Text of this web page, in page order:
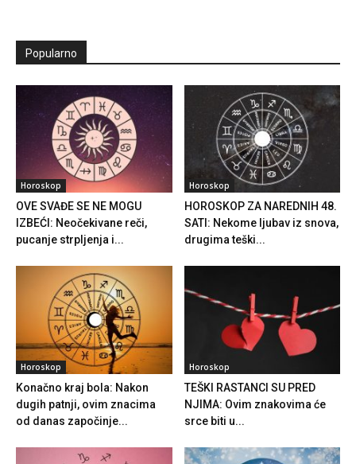
Popularno
Horoskop
OVE SVAĐE SE NE MOGU
IZBEĆI: Neočekivane reči,
pucanje strpljenja i...
Horoskop
HOROSKOP ZA NAREDNIH 48.
SATI: Nekome ljubav iz snova,
drugima teški...
Horoskop
Konačno kraj bola: Nakon
dugih patnji, ovim znacima
od danas započinje...
Horoskop
TEŠKI RASTANCI SU PRED
NJIMA: Ovim znakovima će
srce biti u...